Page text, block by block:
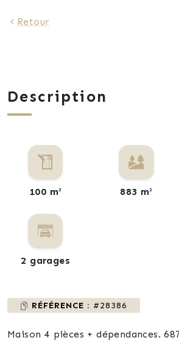
Retour
Description
100 m² 883 m²
2 garages
RÉFÉRENCE : #28386
Maison 4 pièces + dépendances.